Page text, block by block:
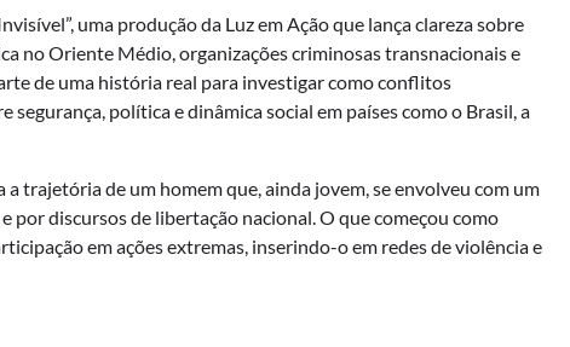
uma produção da Luz em Ação que lança clareza sobre
no Oriente Médio, organizações criminosas transnacionais e
de uma história real para investigar como conflitos
política e dinâmica social em países como o Brasil, a
trajetória de um homem que, ainda jovem, se envolveu com um
por discursos de libertação nacional. O que começou como
em ações extremas, inserindo-o em redes de violência e